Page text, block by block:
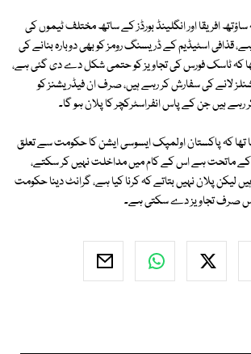
ساؤتھ افریقا اور انگلینڈ بورڈز کے ساتھ مختلف ٹیموں کی
قذافی اسٹیڈیم کے ڈریسنگ رومز کو بھی دوبارہ بنانے کی
کہ ٹاسک فورس کی تجاویز کو حتمی شکل دے دی گئی ہے،
لانے کی سفارش کر رہے ہیں، صرف ان فیڈریشنز کو
ہیں جن کے پاس انفراسٹرکچر کا پلان ہو گا۔
تھا کہ پاکستان اولمپک ایسوسی ایشن کا حکومت سے تعلق
کے ماتحت ہے اس کے کام میں مداخلت نہیں کر سکتے،
لیکن پلان نہیں بتاتے کہ کرنا کیا ہے، گرانٹ دینا حکومت
صرف تجاویز دے سکتی ہے۔